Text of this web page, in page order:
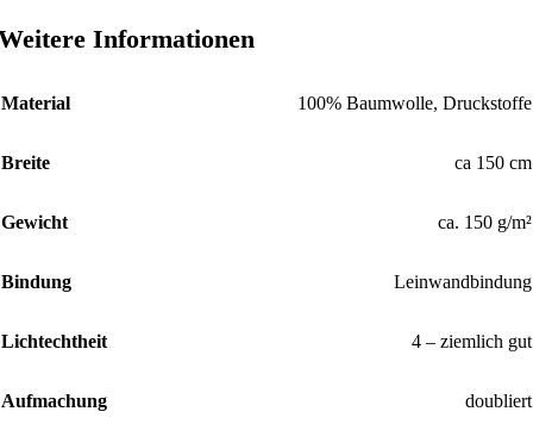
Informationen
Material 100% Baumwolle, Druckstoffe
Breite ca 150 cm
Gewicht ca. 150 g/m²
Bindung Leinwandbindung
Lichtechtheit 4 – ziemlich gut
Aufmachung doubliert